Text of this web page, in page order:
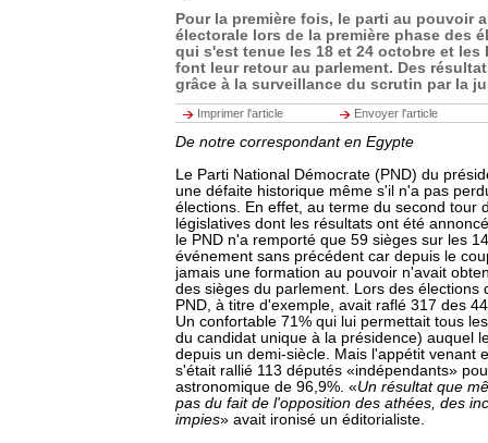
Pour la première fois, le parti au pouvoir
électorale lors de la première phase des
qui s'est tenue les 18 et 24 octobre et les
font leur retour au parlement. Des
grâce à la surveillance du scrutin par la
Imprimer l'article Envoyer l'article
De notre correspondant en Egypte
Le Parti National Démocrate (PND) du
une défaite historique même s'il n'a pas
élections. En effet, au terme du second tour
législatives dont les résultats ont été
le PND n'a remporté que 59 sièges sur les
événement sans précédent car depuis le
jamais une formation au pouvoir n'avait
des sièges du parlement. Lors des élections
PND, à titre d'exemple, avait raflé 317 des
Un confortable 71% qui lui permettait tous
du candidat unique à la présidence) auquel
depuis un demi-siècle. Mais l'appétit venant
s'était rallié 113 députés «indépendants»
astronomique de 96,9%. «Un résultat que
pas du fait de l'opposition des athées, des
impies» avait ironisé un éditorialiste.